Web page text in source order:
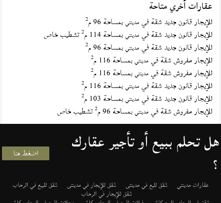
عقارات أخري متاحة
للإيجار قانون جديد شقة فيمدينتي بمساحة 96 م 2
للإيجار قانون جديد شقة فيمدينتي بمساحة 114 م 2تشطيب خاص
للإيجار قانون جديد شقة فيمدينتي بمساحة 96 م 2
للإيجار مفروش شقة فيمدينتي بمساحة 116 م 2
للإيجار مفروش شقة فيمدينتي بمساحة 116 م 2
للإيجار قانون جديد شقة فيمدينتي بمساحة 116 م 2
للإيجار قانون جديد شقة فيمدينتي بمساحة 103 م 2
للإيجار مفروش شقة فيمدينتي بمساحة 96 م 2تشطيب خاص
هل تحلم ببيع أو تأجير عقارك
؟ اضغط هنا
عقارات مدينتي شقق لليع في مدينتى شقق للإيجار في مدينتى شقق للبيع في الرحاب
شقق للإيجار في الرحاب